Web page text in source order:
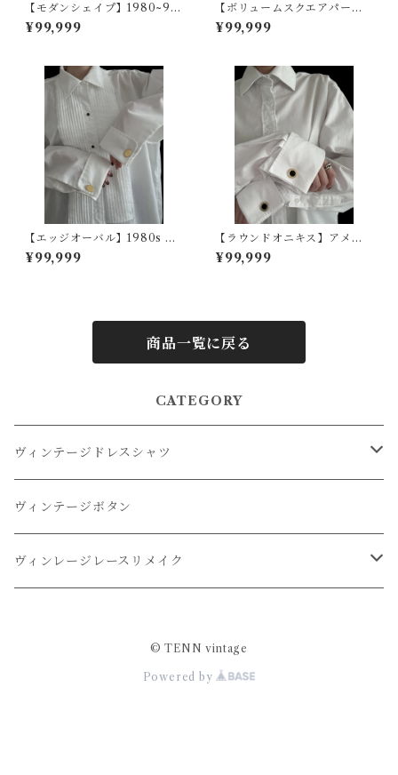
【モダンシェイプ】1980~90
s ヴィンテージカフスボタン
¥99,999
【ボリュームスクエアパー
ル】ドイツヴィンテージカフ
スボタン
¥99,999
【エッジオーバル】1980s ヴ
ィンテージカフスボタン
¥99,999
【ラウンドオニキス】アメリ
カヴィンテージカフスボタン
¥99,999
商品一覧に戻る
CATEGORY
ヴィンテージドレスシャツ
オーバーダイドレスシャツ
リメイクドレスシャツ
ヴィンテージボタン
ヴィンレージレースリメイク
© TENN vintage
Powered by